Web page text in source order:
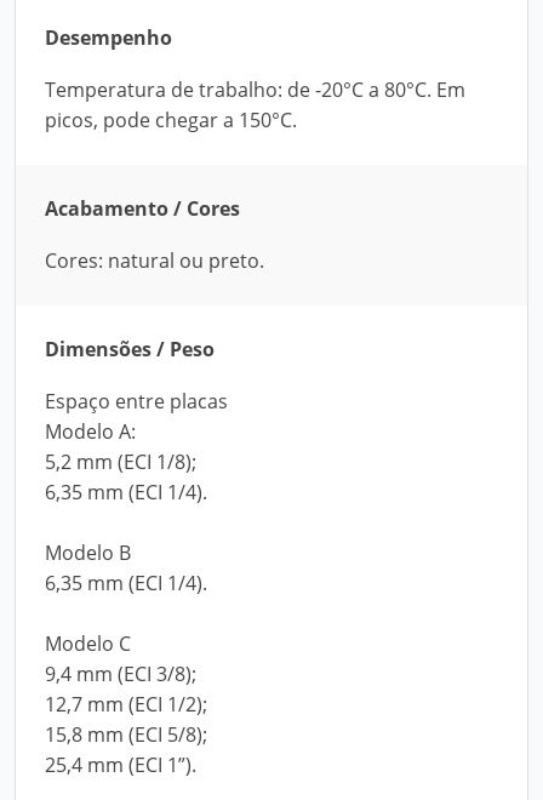
Desempenho
Temperatura de trabalho: de -20°C a 80°C. Em
picos, pode chegar a 150°C.
Acabamento / Cores
Cores: natural ou preto.
Dimensões / Peso
Espaço entre placas
Modelo A:
5,2 mm (ECI 1/8);
6,35 mm (ECI 1/4).
Modelo B
6,35 mm (ECI 1/4).
Modelo C
9,4 mm (ECI 3/8);
12,7 mm (ECI 1/2);
15,8 mm (ECI 5/8);
25,4 mm (ECI 1”).